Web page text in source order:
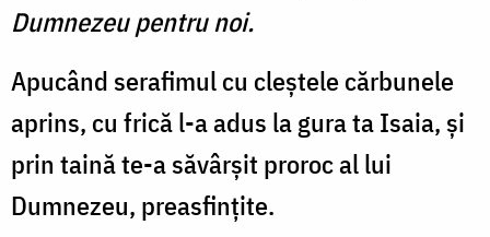
Dumnezeu pentru noi.
Apucând serafimul cu cleştele cărbunele
aprins, cu frică l-a adus la gura ta Isaia, şi
prin taină te-a săvârşit proroc al lui
Dumnezeu, preasfinţite.